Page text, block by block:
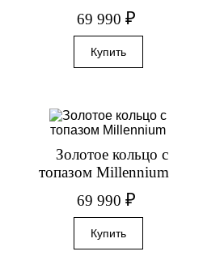
69 990 ₽
Золотое кольцо с
топазом Millennium
69 990 ₽